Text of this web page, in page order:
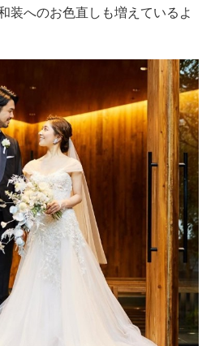
装へのお色直しも増えているよ